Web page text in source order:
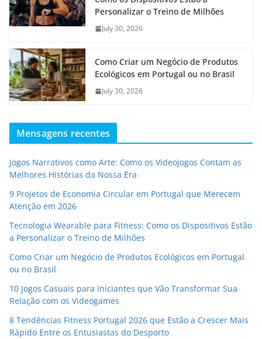
Personalizar o Treino de Milhões
July 30, 2026
Como Criar um Negócio de Produtos
Ecológicos em Portugal ou no Brasil
July 30, 2026
Mensagens recentes
Jogos Narrativos como Arte: Como os Videojogos Contam as
Melhores Histórias da Nossa Era
9 Projetos de Economia Circular em Portugal que Merecem
Atenção em 2026
Tecnologia Wearable para Fitness: Como os Dispositivos Estão
a Personalizar o Treino de Milhões
Como Criar um Negócio de Produtos Ecológicos em Portugal
ou no Brasil
10 Jogos Casuais para Iniciantes que Vão Transformar Sua
Relação com os Videogames
8 Tendências Fitness Portugal 2026 que Estão a Crescer Mais
Rápido Entre os Entusiastas do Desporto